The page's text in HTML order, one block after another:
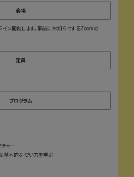
会場
ン開催します。事前にお知らせするZoomの
定員
プログラム
ャー
基本的な使い方を学ぶ